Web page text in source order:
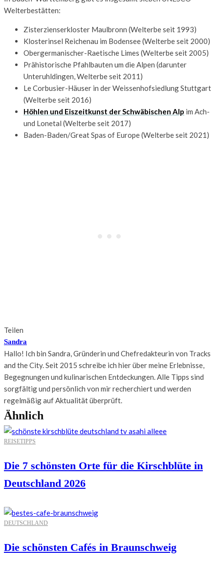
Welterbestätten:
Zisterzienserkloster Maulbronn (Welterbe seit 1993)
Klosterinsel Reichenau im Bodensee (Welterbe seit 2000)
Obergermanischer-Raetische Limes (Welterbe seit 2005)
Prähistorische Pfahlbauten um die Alpen (darunter
Unteruhldingen, Welterbe seit 2011)
Le Corbusier-Häuser in der Weissenhofsiedlung Stuttgart
(Welterbe seit 2016)
Höhlen und Eiszeitkunst der Schwäbischen Alp im Ach-
und Lonetal (Welterbe seit 2017)
Baden-Baden/Great Spas of Europe (Welterbe seit 2021)
Teilen
Sandra
Hallo! Ich bin Sandra, Gründerin und Chefredakteurin von Tracks
and the City. Seit 2015 schreibe ich hier über meine Erlebnisse,
Begegnungen und kulinarischen Entdeckungen. Alle Tipps sind
sorgfältig und persönlich von mir recherchiert und werden
regelmäßig auf Aktualität überprüft.
Ähnlich
REISETIPPS
Die 7 schönsten Orte für die Kirschblüte in
Deutschland 2026
DEUTSCHLAND
Die schönsten Cafés in Braunschweig